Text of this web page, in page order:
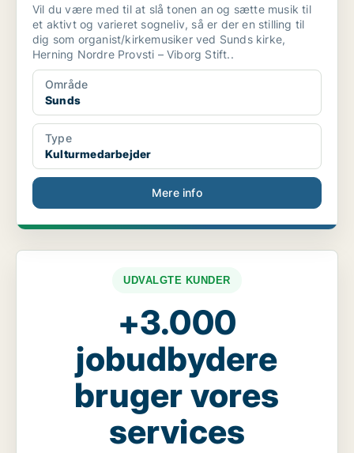
Vil du være med til at slå tonen an og sætte musik til
et aktivt og varieret sogneliv, så er der en stilling til
dig som organist/kirkemusiker ved Sunds kirke,
Herning Nordre Provsti – Viborg Stift..
Område
Sunds
Type
Kulturmedarbejder
Mere info
UDVALGTE KUNDER
+3.000
jobudbydere
bruger vores
services